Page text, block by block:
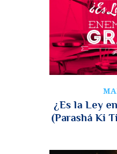
¿Es la Ley
(Parashá Ki